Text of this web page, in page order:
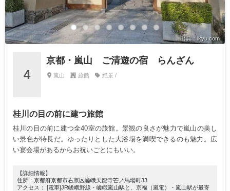
出典：ikyu.com
4
京都・嵐山 ご清遊の宿 らんざん
嵐山 旅館 絶景 /
桂川の目の前に建つ旅館
桂川の目の前に建つ全40室の旅館。景観の良さが魅力で嵐山の美し
い景色が特長だ。ゆったりとした大浴場を満喫できるのも魅力。広
い宴会場があるからお祝いごとにもいい。
【詳細情報】
住所：京都府京都市右京区嵯峨天龍寺芒ノ馬場町33
アクセス： [電車]JR嵯峨野線・嵯峨嵐山駅と、京福（嵐電）・嵐山駅が最寄